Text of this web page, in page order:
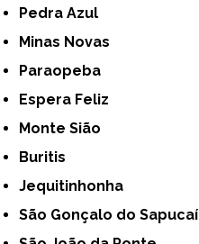
Pedra Azul
Minas Novas
Paraopeba
Espera Feliz
Monte Sião
Buritis
Jequitinhonha
São Gonçalo do Sapucaí